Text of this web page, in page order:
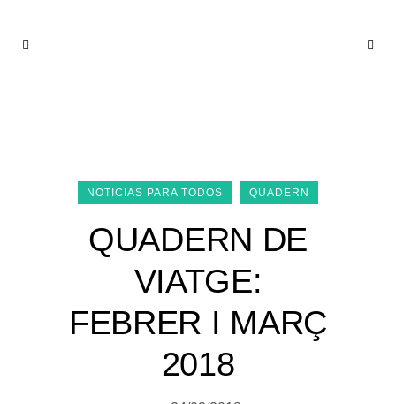
NOTICIAS PARA TODOS QUADERN
QUADERN DE
VIATGE:
FEBRER I MARÇ
2018